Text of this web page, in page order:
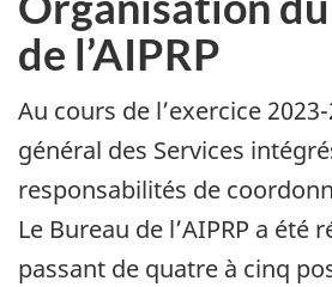
de l’AIPRP
Au cours de l’exercice
général des Services
responsabilités de
Le Bureau de l’AIPRP a été
passant de quatre à cinq